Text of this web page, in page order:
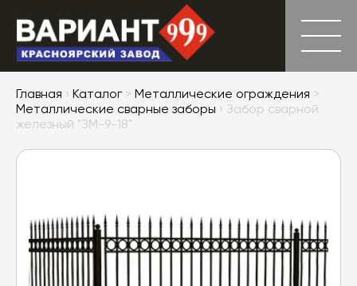
Главная › Каталог > Металлические ограждения >
Металлические сварные заборы › Забор сварной
железный "ЗМ-9-18"